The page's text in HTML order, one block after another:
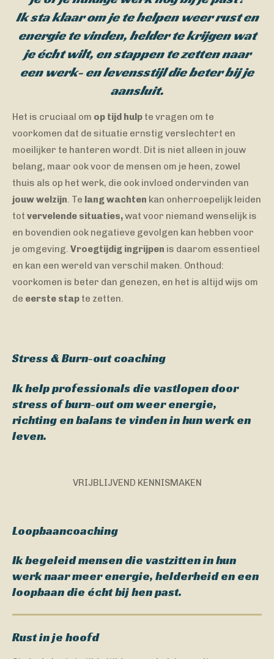
Ik sta klaar om je te helpen weer rust en
energie te vinden, helder te krijgen wat
je écht wilt, en stappen te zetten naar
een werk- en levensstijl die beter bij je
aansluit.
Het is cruciaal om op tijd hulp te vragen om te
voorkomen dat de situatie ernstig verslechtert en
moeilijker te hanteren wordt. Dit is niet alleen in jouw
belang, maar ook voor de mensen om je heen, zowel
thuis als op het werk, die ook invloed ondervinden van
jouw welzijn. Te lang wachten kan onherroepelijk leiden
tot vervelende situaties,wat voor niemand wenselijk is
en bovendien ook negatieve gevolgen kan hebben voor
je omgeving. Vroegtijdig ingrijpen is daarom essentieel
en kan een wereld van verschil maken. Onthoud:
voorkomen is beter dan genezen, en het is altijd wijs om
de eerste stap te zetten.
Stress & Burn-out coaching
Ik help professionals die vastlopen door
stress of burn-out om weer energie,
richting en balans te vinden in hun werk en
leven.
VRIJBLIJVEND KENNISMAKEN
Loopbaancoaching
Ik begeleid mensen die vastzitten in hun
werk naar meer energie, helderheid en een
loopbaan die écht bij hen past.
Rust in je hoofd